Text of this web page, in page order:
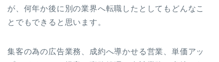
が、何年か後に別の業界へ転職したとしてもどんなこ
とでもできると思います。
集客の為の広告業務、成約へ導かせる営業、単価アッ